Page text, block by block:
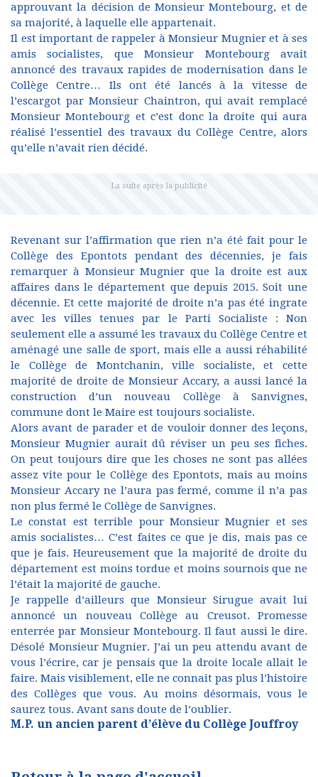
approuvant la décision de Monsieur Montebourg, et de
sa majorité, à laquelle elle appartenait.
Il est important de rappeler à Monsieur Mugnier et à ses
amis socialistes, que Monsieur Montebourg avait
annoncé des travaux rapides de modernisation dans le
Collège Centre… Ils ont été lancés à la vitesse de
l’escargot par Monsieur Chaintron, qui avait remplacé
Monsieur Montebourg et c’est donc la droite qui aura
réalisé l’essentiel des travaux du Collège Centre, alors
qu’elle n’avait rien décidé.
Revenant sur l’affirmation que rien n’a été fait pour le
Collège des Epontots pendant des décennies, je fais
remarquer à Monsieur Mugnier que la droite est aux
affaires dans le département que depuis 2015. Soit une
décennie. Et cette majorité de droite n’a pas été ingrate
avec les villes tenues par le Parti Socialiste : Non
seulement elle a assumé les travaux du Collège Centre et
aménagé une salle de sport, mais elle a aussi réhabilité
le Collège de Montchanin, ville socialiste, et cette
majorité de droite de Monsieur Accary, a aussi lancé la
construction d’un nouveau Collège à Sanvignes,
commune dont le Maire est toujours socialiste.
Alors avant de parader et de vouloir donner des leçons,
Monsieur Mugnier aurait dû réviser un peu ses fiches.
On peut toujours dire que les choses ne sont pas allées
assez vite pour le Collège des Epontots, mais au moins
Monsieur Accary ne l’aura pas fermé, comme il n’a pas
non plus fermé le Collège de Sanvignes.
Le constat est terrible pour Monsieur Mugnier et ses
amis socialistes… C’est faites ce que je dis, mais pas ce
que je fais. Heureusement que la majorité de droite du
département est moins tordue et moins sournois que ne
l’était la majorité de gauche.
Je rappelle d’ailleurs que Monsieur Sirugue avait lui
annoncé un nouveau Collège au Creusot. Promesse
enterrée par Monsieur Montebourg. Il faut aussi le dire.
Désolé Monsieur Mugnier. J’ai un peu attendu avant de
vous l’écrire, car je pensais que la droite locale allait le
faire. Mais visiblement, elle ne connait pas plus l’histoire
des Collèges que vous. Au moins désormais, vous le
saurez tous. Avant sans doute de l’oublier.
M.P. un ancien parent d’élève du Collège Jouffroy